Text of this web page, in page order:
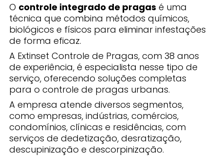
O controle integrado de pragas é uma
técnica que combina métodos químicos,
biológicos e físicos para eliminar infestações
de forma eficaz.
A Extinset Controle de Pragas, com 38 anos
de experiência, é especialista nesse tipo de
serviço, oferecendo soluções completas
para o controle de pragas urbanas.
A empresa atende diversos segmentos,
como empresas, indústrias, comércios,
condomínios, clínicas e residências, com
serviços de dedetização, desratização,
descupinização e descorpinização.